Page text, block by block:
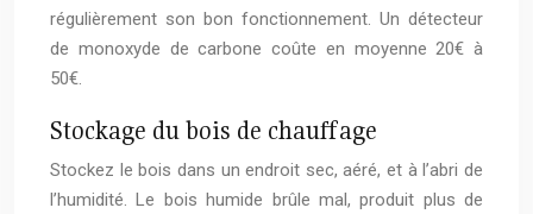
régulièrement son bon fonctionnement. Un détecteur
de monoxyde de carbone coûte en moyenne 20€ à
50€.
Stockage du bois de chauffage
Stockez le bois dans un endroit sec, aéré, et à l’abri de
l’humidité. Le bois humide brûle mal, produit plus de